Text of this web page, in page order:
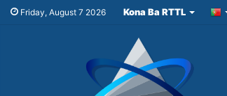
Friday, August 7 2026 Kona Ba RTTL